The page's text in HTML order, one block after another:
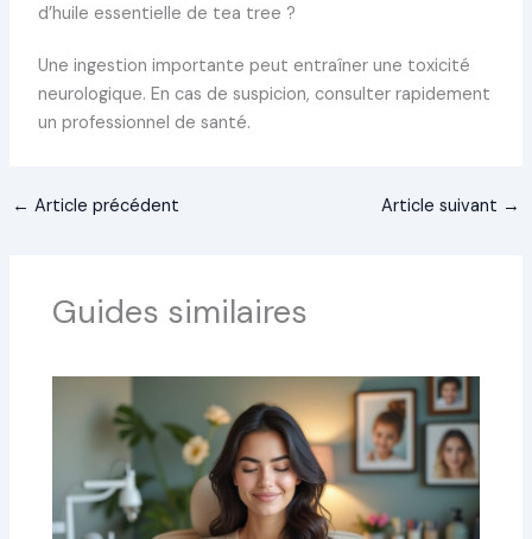
d’huile essentielle de tea tree ?
Une ingestion importante peut entraîner une toxicité
neurologique. En cas de suspicion, consulter rapidement
un professionnel de santé.
← Article précédent Article suivant →
Guides similaires